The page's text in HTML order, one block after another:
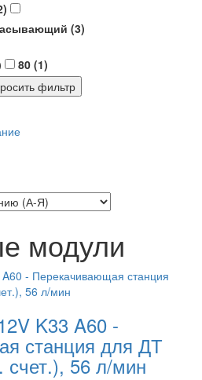
(3)
80 (1)
модули
K33 A60 -
станция для ДТ
счет.), 56 л/мин